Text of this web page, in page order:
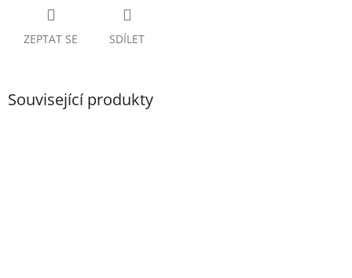
ZEPTAT SE SDÍLET
Související produkty